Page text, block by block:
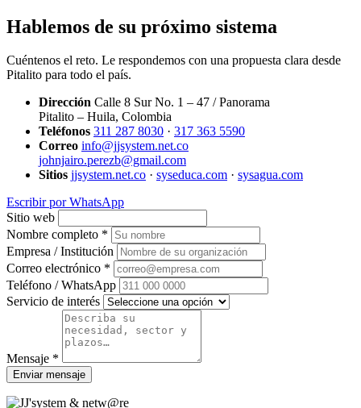
Hablemos de su próximo sistema
Cuéntenos el reto. Le respondemos con una propuesta clara desde
Pitalito para todo el país.
Dirección Calle 8 Sur No. 1 – 47 / Panorama
Pitalito – Huila, Colombia
Teléfonos 311 287 8030 · 317 363 5590
Correo info@jjsystem.net.co
johnjairo.perezb@gmail.com
Sitios jjsystem.net.co · syseduca.com · sysagua.com
Escribir por WhatsApp
Sitio web
Nombre completo *
Empresa / Institución
Correo electrónico *
Teléfono / WhatsApp
Servicio de interés
Mensaje *
Enviar mensaje